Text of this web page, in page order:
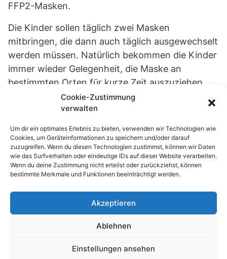
Cookie-Zustimmung
verwalten
Um dir ein optimales Erlebnis zu bieten, verwenden wir Technologien wie
Cookies, um Geräteinformationen zu speichern und/oder darauf
zuzugreifen. Wenn du diesen Technologien zustimmst, können wir Daten
wie das Surfverhalten oder eindeutige IDs auf dieser Website verarbeiten.
Wenn du deine Zustimmung nicht erteilst oder zurückziehst, können
bestimmte Merkmale und Funktionen beeinträchtigt werden.
Akzeptieren
Ablehnen
Einstellungen ansehen
FFP2-Masken.
Die Kinder sollen täglich zwei Masken
mitbringen, die dann auch täglich ausgewechselt
werden müssen. Natürlich bekommen die Kinder
immer wieder Gelegenheit, die Maske an
bestimmten Orten für kurze Zeit auszuziehen,
um gut durchatmen zu können.
Begegnungen von Kindern aus verschiedenen
Klassen zu vermeiden. Bei gutem Wetter kann
auch der Spielplatz für die Pause genutzt
werden.